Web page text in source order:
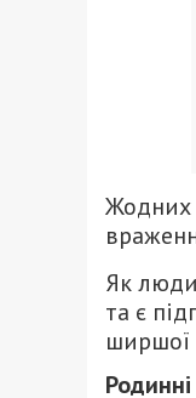
Жодних
Як
та є
ширшої